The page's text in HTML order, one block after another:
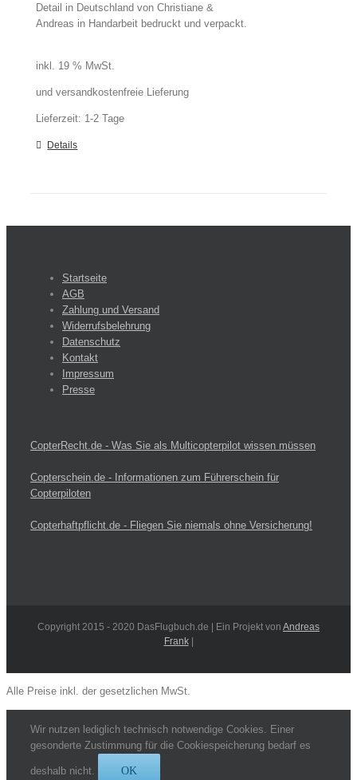
Detail in Deutschland von Christiane &
Andreas in Handarbeit bedruckt und verpackt.
inkl. 19 % MwSt.
und versandkostenfreie Lieferung
Lieferzeit: 1-2 Tage
Details
Startseite
AGB
Zahlung und Versand
Widerrufsbelehrung
Datenschutz
Kontakt
Impressum
Presse
CopterRecht.de - Was Sie als Multicopterpilot wissen müssen
Copterschein.de - Informationen zum Führerschein für
Copterpiloten
Copterhaftpflicht.de - Fliegen Sie niemals ohne Versicherung!
Copyright 2015 - 2020 DasFlugbuch.de | Ein Projekt von Andreas
Frank|
Alle Preise inkl. der gesetzlichen MwSt.
Wir nutzen lediglich technisch notwendige Cookies. Einer
gesonderte Zustimmung für die Cookiespeicherung bedarf es
deshalb nicht. OK